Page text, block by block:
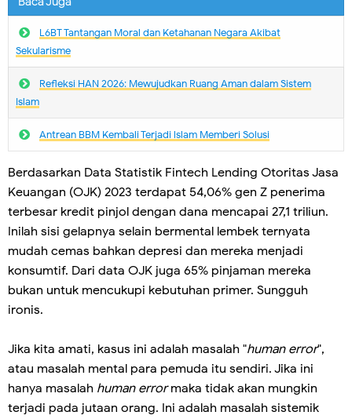
L6BT Tantangan Moral dan Ketahanan Negara Akibat
Sekularisme
Refleksi HAN 2026: Mewujudkan Ruang Aman dalam Sistem
Islam
Antrean BBM Kembali Terjadi lslam Memberi Solusi
Berdasarkan Data Statistik Fintech Lending Otoritas Jasa
Keuangan (OJK) 2023 terdapat 54,06% gen Z penerima
terbesar kredit pinjol dengan dana mencapai 27,1 triliun.
Inilah sisi gelapnya selain bermental lembek ternyata
mudah cemas bahkan depresi dan mereka menjadi
konsumtif. Dari data OJK juga 65% pinjaman mereka
bukan untuk mencukupi kebutuhan primer. Sungguh
ironis.
Jika kita amati, kasus ini adalah masalah "human error",
atau masalah mental para pemuda itu sendiri. Jika ini
hanya masalah human errormaka tidak akan mungkin
terjadi pada jutaan orang. Ini adalah masalah sistemik